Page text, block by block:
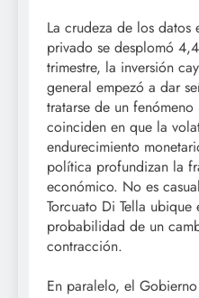
La crudeza de los datos
privado se desplomó
trimestre, la inversión
general empezó a dar
tratarse de un
coinciden en que la
endurecimiento
política profundizan la
económico. No es
Torcuato Di Tella
probabilidad de un
contracción.
En paralelo, el